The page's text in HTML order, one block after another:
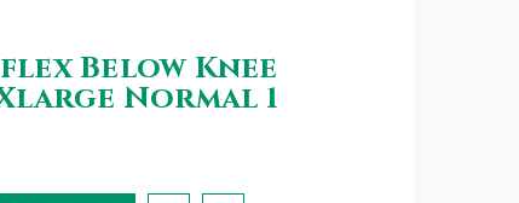
Below Knee
Normal 1